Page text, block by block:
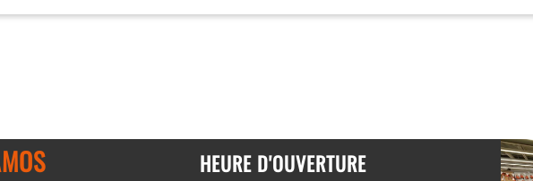
HEURE D'OUVERTURE